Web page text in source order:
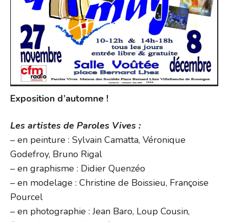
Exposition d’automne !
Les artistes de Paroles Vives :
– en peinture : Sylvain Camatta, Véronique
Godefroy, Bruno Rigal
– en graphisme : Didier Quenzéo
– en modelage : Christine de Boissieu, Françoise
Pourcel
– en photographie : Jean Baro, Loup Cousin,